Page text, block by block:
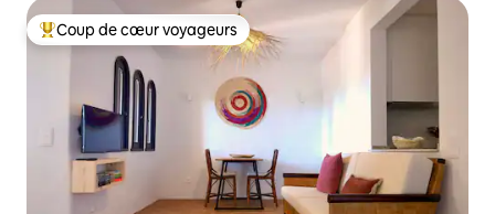
Coup de cœur voyageurs parmi les plus aimés
Coup de cœur voyageurs